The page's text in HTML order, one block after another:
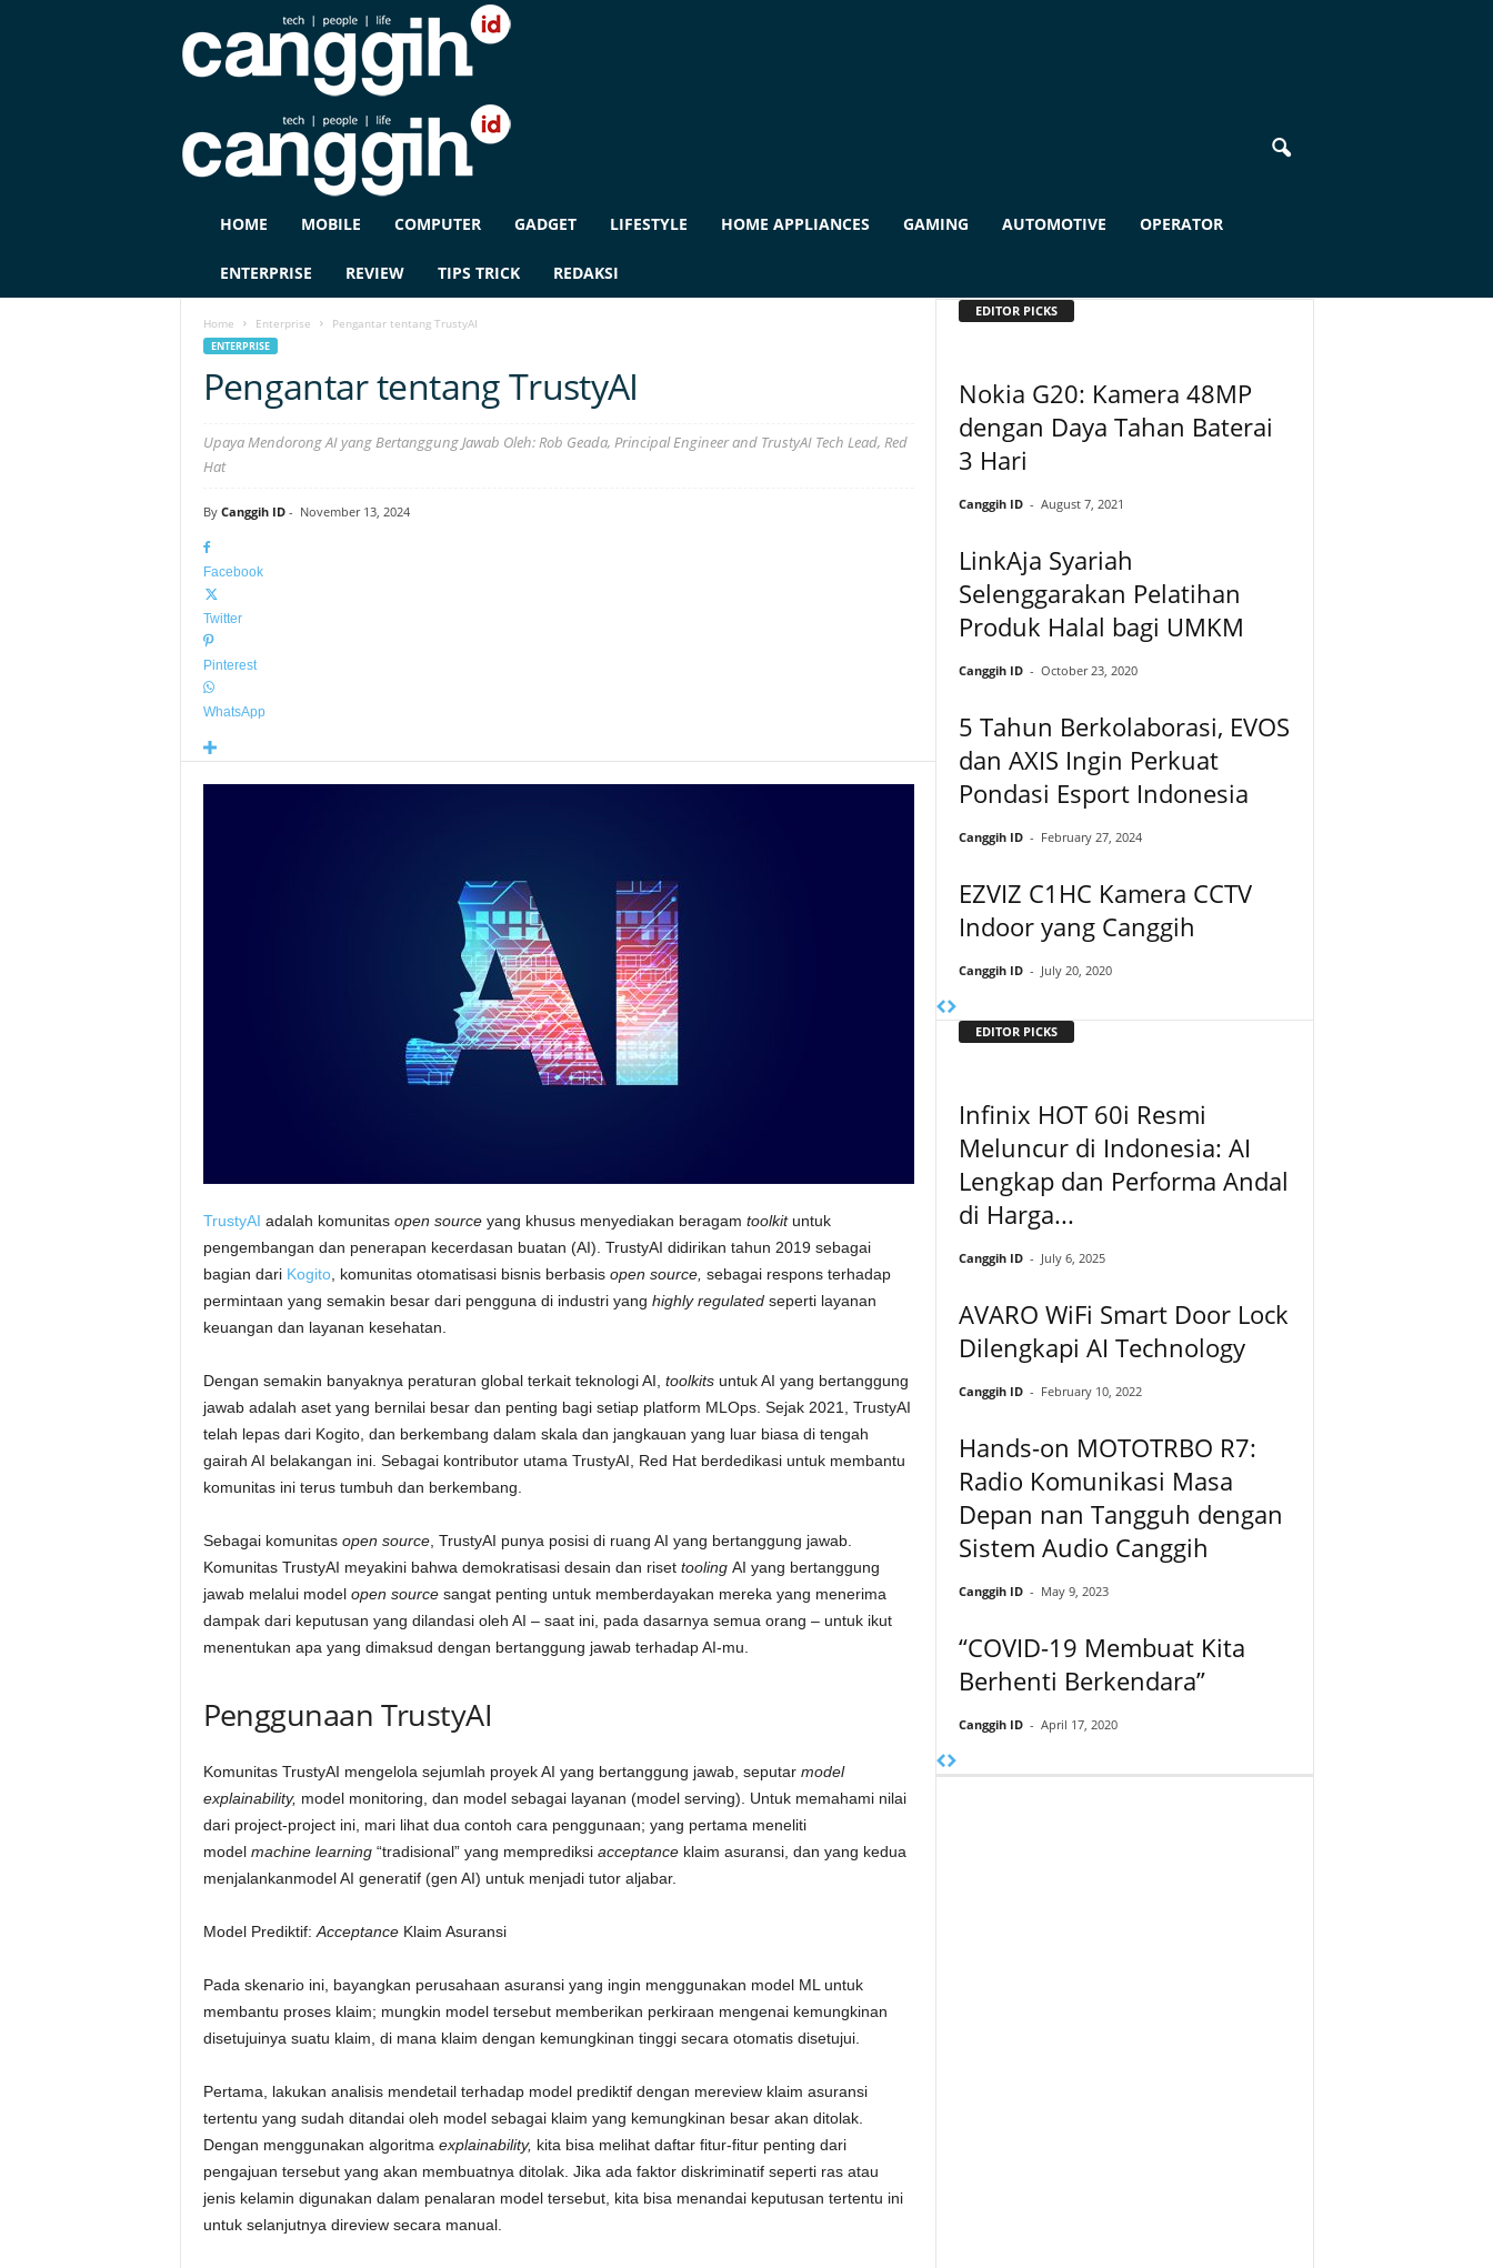
G
HOME MOBILE COMPUTER GADGET LIFESTYLE HOME APPLIANCES GAMING AUTOMOTIVE OPERATOR
ENTERPRISE REVIEW TIPS TRICK REDAKSI
Home Enterprise Pengantar tentang TrustyAI
ENTERPRISE
Pengantar tentang TrustyAI
Upaya Mendorong AI yang Bertanggung Jawab Oleh: Rob Geada, Principal Engineer and TrustyAI Tech Lead, Red
Hat
By Canggih ID- November 13, 2024
Facebook
Twitter
Pinterest
WhatsApp
TrustyAI adalah komunitas open sourceyang khusus menyediakan beragam toolkituntuk
pengembangan dan penerapan kecerdasan buatan (AI). TrustyAI didirikan tahun 2019 sebagai
bagian dari Kogito, komunitas otomatisasi bisnis berbasis open source, sebagai respons terhadap
permintaan yang semakin besar dari pengguna di industri yang highly regulatedseperti layanan
keuangan dan layanan kesehatan.
Dengan semakin banyaknya peraturan global terkait teknologi AI, toolkitsuntuk AI yang bertanggung
jawab adalah aset yang bernilai besar dan penting bagi setiap platform MLOps. Sejak 2021, TrustyAI
telah lepas dari Kogito, dan berkembang dalam skala dan jangkauan yang luar biasa di tengah
gairah AI belakangan ini. Sebagai kontributor utama TrustyAI, Red Hat berdedikasi untuk membantu
komunitas ini terus tumbuh dan berkembang.
Sebagai komunitas open source, TrustyAI punya posisi di ruang AI yang bertanggung jawab.
Komunitas TrustyAI meyakini bahwa demokratisasi desain dan riset toolingAI yang bertanggung
jawab melalui model open sourcesangat penting untuk memberdayakan mereka yang menerima
dampak dari keputusan yang dilandasi oleh AI – saat ini, pada dasarnya semua orang – untuk ikut
menentukan apa yang dimaksud dengan bertanggung jawab terhadap AI-mu.
Penggunaan TrustyAI
Komunitas TrustyAI mengelola sejumlah proyek AI yang bertanggung jawab, seputar model
explainability, model monitoring, dan model sebagai layanan (model serving). Untuk memahami nilai
dari project-project ini, mari lihat dua contoh cara penggunaan; yang pertama meneliti
model machine learning“tradisional” yang memprediksi acceptanceklaim asuransi, dan yang kedua
menjalankanmodel AI generatif (gen AI) untuk menjadi tutor aljabar.
Model Prediktif: AcceptanceKlaim Asuransi
Pada skenario ini, bayangkan perusahaan asuransi yang ingin menggunakan model ML untuk
membantu proses klaim; mungkin model tersebut memberikan perkiraan mengenai kemungkinan
disetujuinya suatu klaim, di mana klaim dengan kemungkinan tinggi secara otomatis disetujui.
Pertama, lakukan analisis mendetail terhadap model prediktif dengan mereview klaim asuransi
tertentu yang sudah ditandai oleh model sebagai klaim yang kemungkinan besar akan ditolak.
Dengan menggunakan algoritma explainability, kita bisa melihat daftar fitur-fitur penting dari
pengajuan tersebut yang akan membuatnya ditolak. Jika ada faktor diskriminatif seperti ras atau
jenis kelamin digunakan dalam penalaran model tersebut, kita bisa menandai keputusan tertentu ini
untuk selanjutnya direview secara manual.
EDITOR PICKS
Nokia G20: Kamera 48MP
dengan Daya Tahan Baterai
3 Hari
Canggih ID - August 7, 2021
LinkAja Syariah
Selenggarakan Pelatihan
Produk Halal bagi UMKM
Canggih ID - October 23, 2020
5 Tahun Berkolaborasi, EVOS
dan AXIS Ingin Perkuat
Pondasi Esport Indonesia
Canggih ID - February 27, 2024
EZVIZ C1HC Kamera CCTV
Indoor yang Canggih
Canggih ID - July 20, 2020
EDITOR PICKS
Infinix HOT 60i Resmi
Meluncur di Indonesia: AI
Lengkap dan Performa Andal
di Harga...
Canggih ID - July 6, 2025
AVARO WiFi Smart Door Lock
Dilengkapi AI Technology
Canggih ID - February 10, 2022
Hands-on MOTOTRBO R7:
Radio Komunikasi Masa
Depan nan Tangguh dengan
Sistem Audio Canggih
Canggih ID - May 9, 2023
“COVID-19 Membuat Kita
Berhenti Berkendara”
Canggih ID - April 17, 2020